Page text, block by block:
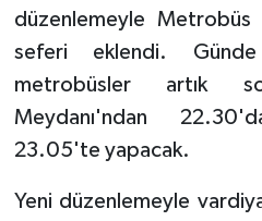
düzenlemeyle
seferi eklendi.
metrobüsler artık
Meydanı'ndan
23.05'te yapacak.
Yeni düzenlemeyle